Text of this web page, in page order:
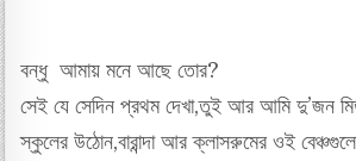
বন্ধু আমায় মনে আছে তোর?
সেই যে সেদিন প্রথম দেখা,তুই আর আমি দু’জন
স্কুলের উঠোন,বারান্দা আর ক্লাসরুমের ওই